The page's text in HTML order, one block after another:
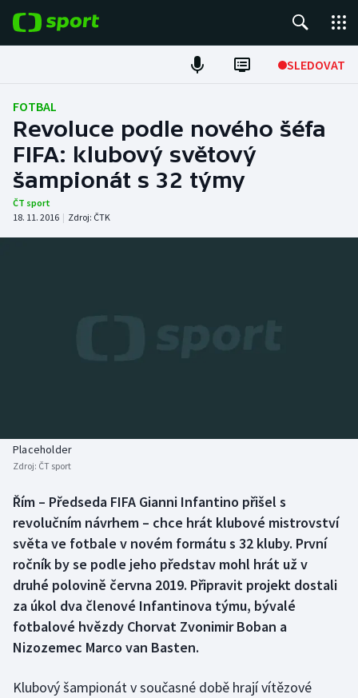
SLEDOVAT
Fotbal
Hokej
Tenis
Atletika
Biatlon
Box
Curling
Dostihy
Aplikace ČT sport
FOTBAL
Revoluce podle nového šéfa
FIFA: klubový světový
šampionát s 32 týmy
ČT sport
18. 11. 2016 | Zdroj: ČTK
Placeholder
Zdroj: ČT sport
Řím – Předseda FIFA Gianni Infantino přišel s
revolučním návrhem – chce hrát klubové mistrovství
světa ve fotbale v novém formátu s 32 kluby. První
ročník by se podle jeho představ mohl hrát už v
druhé polovině června 2019. Připravit projekt dostali
za úkol dva členové Infantinova týmu, bývalé
fotbalové hvězdy Chorvat Zvonimir Boban a
Nizozemec Marco van Basten.
Klubový šampionát v současné době hrají vítězové